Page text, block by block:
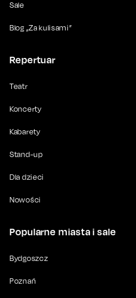
Sale
Blog „Za kulisami”
Repertuar
Teatr
Koncerty
Kabarety
Stand-up
Dla dzieci
Nowości
Popularne miasta i sale
Bydgoszcz
Poznań